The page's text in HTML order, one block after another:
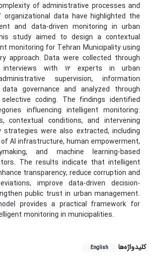
of administrative processes and
data have highlighted the
and data-driven monitoring in urban
study aimed to design a contextual
monitoring for Tehran Municipality using
approach. Data were collected through
interviews with 12 experts in urban
supervision, information
governance and analyzed through
coding. The findings identified
influencing intelligent monitoring:
contextual conditions, and intervening
strategies were also extracted, including
AI infrastructure, human empowerment,
and machine learning-based
The results indicate that intelligent
transparency, reduce corruption and
improve data-driven decision-
public trust in urban management.
provides a practical framework for
monitoring in municipalities.
کلیدواژه‌ها English